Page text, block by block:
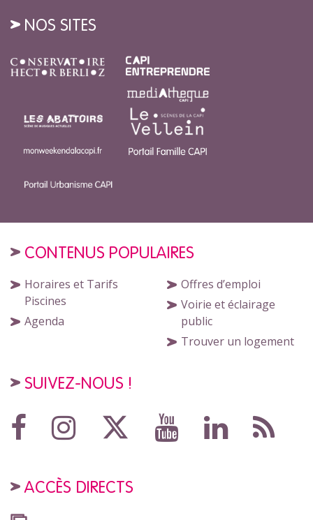
NOS SITES
CONTENUS POPULAIRES
Horaires et Tarifs
Piscines
Agenda
Offres d’emploi
Voirie et éclairage
public
Trouver un logement
SUIVEZ-NOUS !
ACCÈS DIRECTS